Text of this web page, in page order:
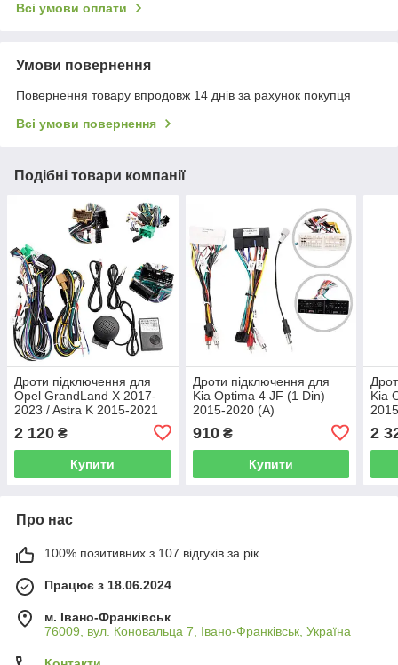
Всі умови оплати
Умови повернення
Повернення товару впродовж 14 днів за рахунок покупця
Всі умови повернення
Подібні товари компанії
Дроти підключення для
Opel GrandLand X 2017-
2023 / Astra K 2015-2021
2 120 ₴
Купити
Дроти підключення для
Kia Optima 4 JF (1 Din)
2015-2020 (A)
910₴
Купити
Kia
2
Про нас
100% позитивних з 107 відгуків за рік
Працює з 18.06.2024
м. Івано-Франківськ
76009, вул. Коновальца 7, Івано-Франківськ, Україна